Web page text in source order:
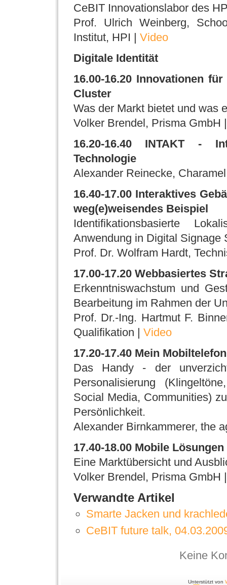
CeBIT Innovationslabor des
Prof. Ulrich Weinberg,
Institut, HPI | Video
Digitale Identität
16.00-16.20 Innovationen
Cluster
Was der Markt bietet und was
Volker Brendel, Prisma GmbH
16.20-16.40 INTAKT -
Technologie
Alexander Reinecke,
16.40-17.00 Interaktives
weg(e)weisendes Beispiel
Identifikationsbasierte
Anwendung in Digital Signage
Prof. Dr. Wolfram Hardt,
17.00-17.20 Webbasiertes
Erkenntniswachstum und
Bearbeitung im Rahmen der
Prof. Dr.-Ing. Hartmut F.
Qualifikation | Video
17.20-17.40 Mein
Das Handy - der
Personalisierung
Social Media, Communities)
Persönlichkeit.
Alexander Birnkammerer, the
17.40-18.00 Mobile
Eine Marktübersicht und
Volker Brendel, Prisma GmbH
Verwandte Artikel
Smarte Jacken und
CeBIT future talk,
Keine
Unterstützt von